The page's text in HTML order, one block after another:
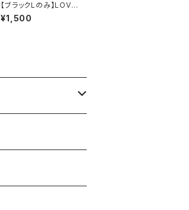
【ブラックLのみ】LOVE
IS R&R ソックス
¥1,500